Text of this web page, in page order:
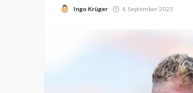
Ingo Krüger 4. September 2023